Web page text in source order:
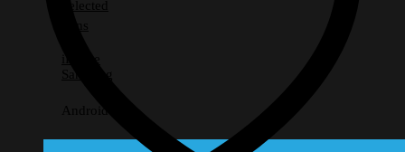
Selected
Lens
iPhone
Samsung
Android อื่นๆ